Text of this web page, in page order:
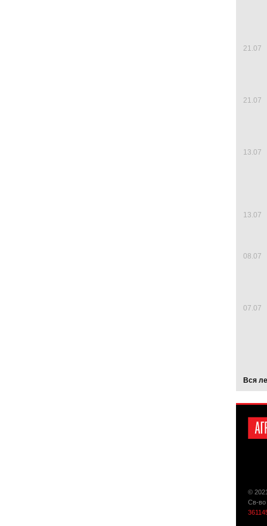
21.07
21.07
13.07
13.07
08.07
07.07
Вся
©
Св-во